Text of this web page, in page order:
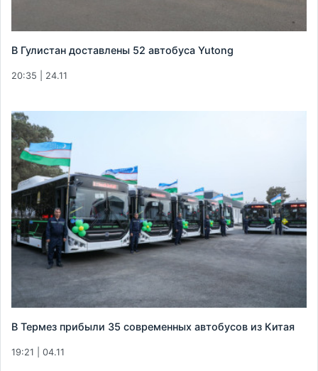
В Гулистан доставлены 52 автобуса Yutong
20:35 | 24.11
В Термез прибыли 35 современных автобусов из Китая
19:21 | 04.11